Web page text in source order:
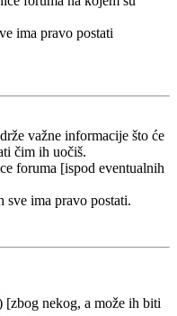
ima pravo postati
važne informacije što će
čim ih uočiš.
foruma [ispod eventualnih
sve ima pravo postati.
[zbog nekog, a može ih biti